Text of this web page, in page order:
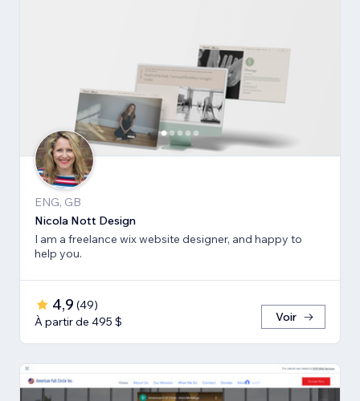
ENG, GB
Nicola Nott Design
I am a freelance wix website designer, and happy to
help you.
4,9 (49)
À partir de 495 $
Voir